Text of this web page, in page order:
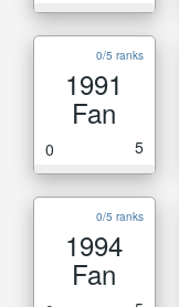
0/5 ranks
1991
Fan
0 5
0/5 ranks
1994
Fan